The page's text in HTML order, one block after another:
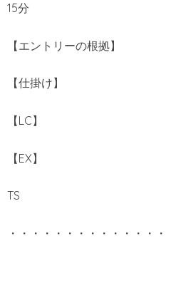
15分
【エントリーの根拠】
【仕掛け】
【LC】
【EX】
TS
・・・・・・・・・・・・・・